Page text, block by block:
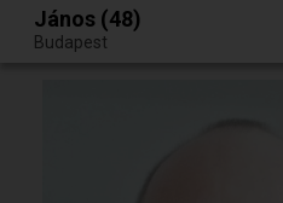
Egy jó randiból bármi lehet.
János (48)
Budapest